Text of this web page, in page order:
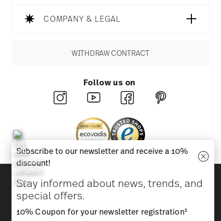
COMPANY & LEGAL
WITHDRAW CONTRACT
Follow us on
Beauty & functionality for your home
Homepage General terms and conditions
Privacy
Subscribe to our newsletter and receive a 10%
discount!
Stay informed about news, trends, and
special offers.
10% Coupon for your newsletter registration1